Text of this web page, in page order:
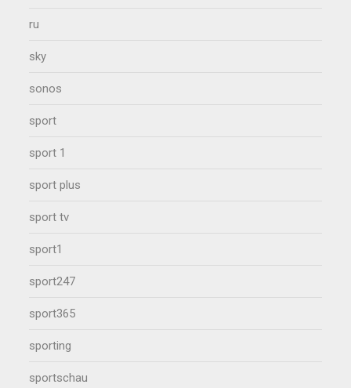
ru
sky
sonos
sport
sport 1
sport plus
sport tv
sport1
sport247
sport365
sporting
sportschau